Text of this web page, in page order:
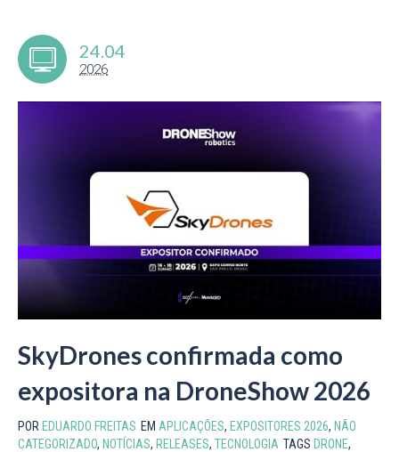
24.04
2026
SkyDrones confirmada como
expositora na DroneShow 2026
POR EDUARDO FREITAS EM APLICAÇÕES, EXPOSITORES 2026, NÃO
CATEGORIZADO, NOTÍCIAS, RELEASES, TECNOLOGIA TAGS DRONE,